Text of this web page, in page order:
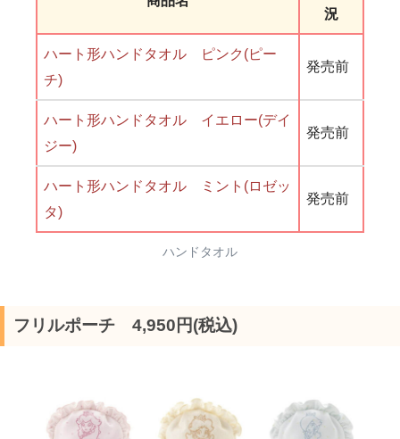
況
ハート形ハンドタオル ピンク(ピー
チ)
発売前
ハート形ハンドタオル イエロー(デイ
ジー)
発売前
ハート形ハンドタオル ミント(ロゼッ
タ)
発売前
ハンドタオル
フリルポーチ 4,950円(税込)